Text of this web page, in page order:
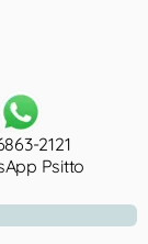
2121
Psitto